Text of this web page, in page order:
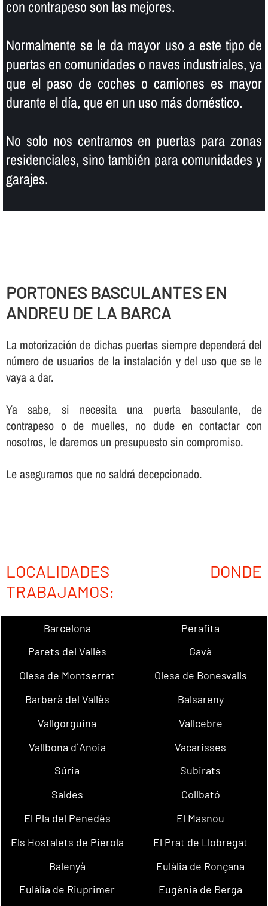
con contrapeso son las mejores.
Normalmente se le da mayor uso a este tipo de
puertas en comunidades o naves industriales, ya
que el paso de coches o camiones es mayor
durante el dí­a, que en un uso más doméstico.
No solo nos centramos en puertas para zonas
residenciales, sino también para comunidades y
garajes.
PORTONES BASCULANTES EN
ANDREU DE LA BARCA
La motorización de dichas puertas siempre dependerá del
número de usuarios de la instalación y del uso que se le
vaya a dar.
Ya sabe, si necesita una puerta basculante, de
contrapeso o de muelles, no dude en contactar con
nosotros, le daremos un presupuesto sin compromiso.
Le aseguramos que no saldrá decepcionado.
LOCALIDADES DONDE
TRABAJAMOS:
Barcelona
Perafita
Parets del Vallès
Gavà
Olesa de Montserrat
Olesa de Bonesvalls
Barberà del Vallès
Balsareny
Vallgorguina
Vallcebre
Vallbona d´Anoia
Vacarisses
Súria
Subirats
Saldes
Collbató
El Pla del Penedès
El Masnou
Els Hostalets de Pierola
El Prat de Llobregat
Balenyà
Eulàlia de Ronçana
Eulàlia de Riuprimer
Eugènia de Berga